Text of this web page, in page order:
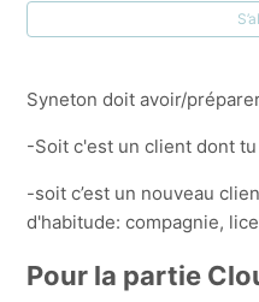
Utilisation de l'Admin-IS/
Comment faire une mise
Admin-IS
Syneton doit avoir/
-Soit c'est un client dont
-soit c’est un nouveau
d'habitude: compagnie,
Pour la partie